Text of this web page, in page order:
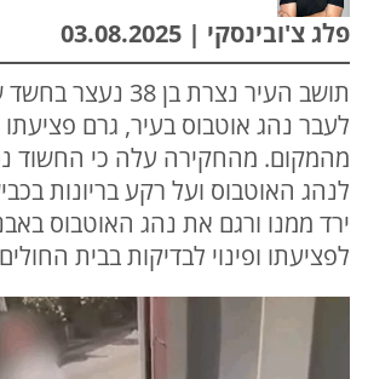
פלג צ'ובינסקי | 03.08.2025
תושב העיר נצרת בן 38
לעבר נהג אוטבוס בעיר, גרם
מהמקום. מהחקירה עלה כי החשוד
לנהג האוטבוס ועל רקע בריונות
ירד ממנו ורגם את נהג האוטבוס
לפציעתו ופינוי לבדיקות בבית